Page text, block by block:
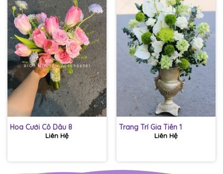
Hoa Cưới Cô Dâu 8
Liên Hệ
Trang Trí Gia Tiên 1
Liên Hệ